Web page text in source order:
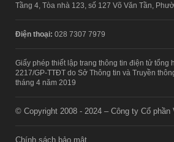
Tầng 4, Tòa nhà 123, số 127 Võ Văn Tần,
Điện thoại: 028 7307 7979
Giấy phép thiết lập trang thông tin điện tử tổng
2217/GP-TTĐT do Sở Thông tin và Truyền
tháng 4 năm 2019
© Copyright 2008 - 2024 – Công ty Cổ phần
Chính sách bảo mật